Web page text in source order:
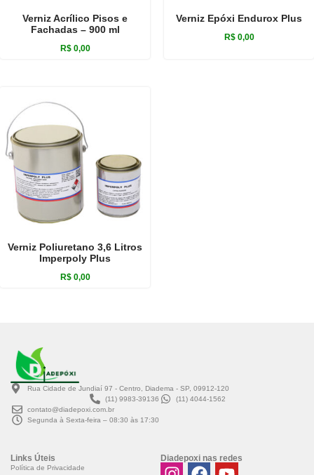
Verniz Acrílico Pisos e
Fachadas – 900 ml
R$0,00
Verniz Epóxi Endurox Plus
R$0,00
Verniz Poliuretano 3,6 Litros
Imperpoly Plus
R$0,00
Rua Cidade de Jundiaí 97 - Centro, Diadema - SP, 09912-120
(11) 9983-39136
(11) 4044-1562
contato@diadepoxi.com.br
Segunda à Sexta-feira – 08:30 às 17:30
Links Úteis
Política de Privacidade
Diadepoxi nas redes